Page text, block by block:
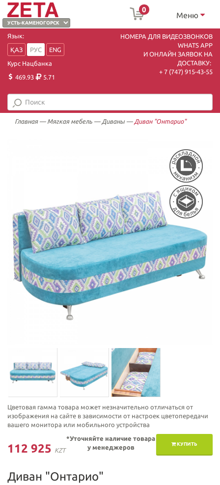
0
Меню
Язык:
ҚАЗ
РУС
ENG
Курс Нацбанка
469.93
5.71
НОМЕРА ДЛЯ ВИДЕОЗВОНКОВ
WHATS APP
И ОНЛАЙН ЗАЯВОК НА
ДОСТАВКУ:
+ 7 (747) 915-43-55
Главная— Мягкая мебель — Диваны — Диван "Онтарио"
Цветовая гамма товара может незначительно отличаться от
изображения на сайте в зависимости от настроек цветопередачи
вашего монитора или мобильного устройства
112 925 KZT
КУПИТЬ
*Уточняйте наличие товара
у менеджеров
Диван "Онтарио"